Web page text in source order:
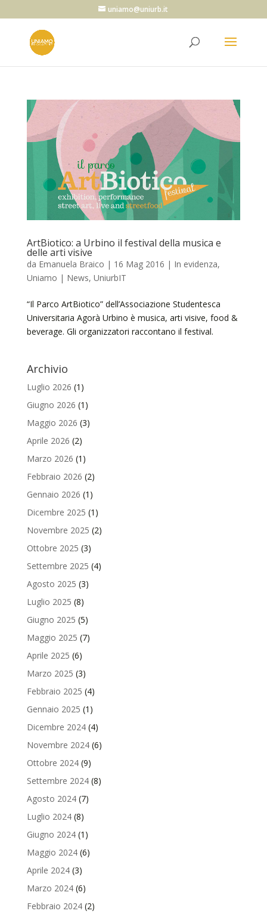
uniamo@uniurb.it
ArtBiotico: a Urbino il festival della musica e
delle arti visive
da Emanuela Braico | 16 Mag 2016 | In evidenza,
Uniamo | News, UniurbIT
“Il Parco ArtBiotico” dell’Associazione Studentesca
Universitaria Agorà Urbino è musica, arti visive, food &
beverage. Gli organizzatori raccontano il festival.
Archivio
Luglio 2026 (1)
Giugno 2026 (1)
Maggio 2026 (3)
Aprile 2026 (2)
Marzo 2026 (1)
Febbraio 2026 (2)
Gennaio 2026 (1)
Dicembre 2025 (1)
Novembre 2025 (2)
Ottobre 2025 (3)
Settembre 2025 (4)
Agosto 2025 (3)
Luglio 2025 (8)
Giugno 2025 (5)
Maggio 2025 (7)
Aprile 2025 (6)
Marzo 2025 (3)
Febbraio 2025 (4)
Gennaio 2025 (1)
Dicembre 2024(4)
Novembre 2024(6)
Ottobre 2024(9)
Settembre 2024(8)
Agosto 2024(7)
Luglio 2024(8)
Giugno 2024(1)
Maggio 2024(6)
Aprile 2024(3)
Marzo 2024(6)
Febbraio 2024(2)